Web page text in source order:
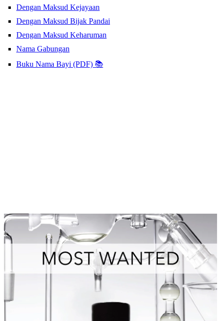
Dengan Maksud Kejayaan
Dengan Maksud Bijak Pandai
Dengan Maksud Keharuman
Nama Gabungan
Buku Nama Bayi (PDF) 📚